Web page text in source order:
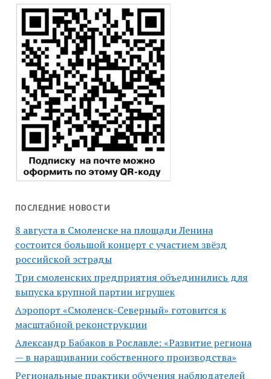
ПОСЛЕДНИЕ НОВОСТИ
8 августа в Смоленске на площади Ленина
состоится большой концерт с участием звёзд
российской эстрады
Три смоленских предприятия объединились для
выпуска крупной партии игрушек
Аэропорт «Смоленск-Северный» готовится к
масштабной реконструкции
Александр Бабаков в Рославле: «Развитие региона
— в наращивании собственного производства»
Региональные практики обучения наблюдателей